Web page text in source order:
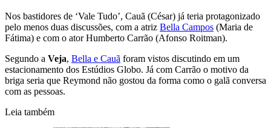
Nos bastidores de ‘Vale Tudo’, Cauã (César) já teria protagonizado
pelo menos duas discussões, com a atriz Bella Campos (Maria de
Fátima) e com o ator Humberto Carrão (Afonso Roitman).
Segundo a Veja, Bella e Cauã foram vistos discutindo em um
estacionamento dos Estúdios Globo. Já com Carrão o motivo da
briga seria que Reymond não gostou da forma como o galã conversa
com as pessoas.
Leia também